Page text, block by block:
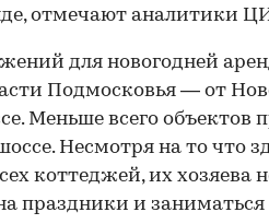
отмечают аналитики
для новогодней
Подмосковья — от
Меньше всего объектов
Несмотря на то что
коттеджей, их хозяева
праздники и заниматься